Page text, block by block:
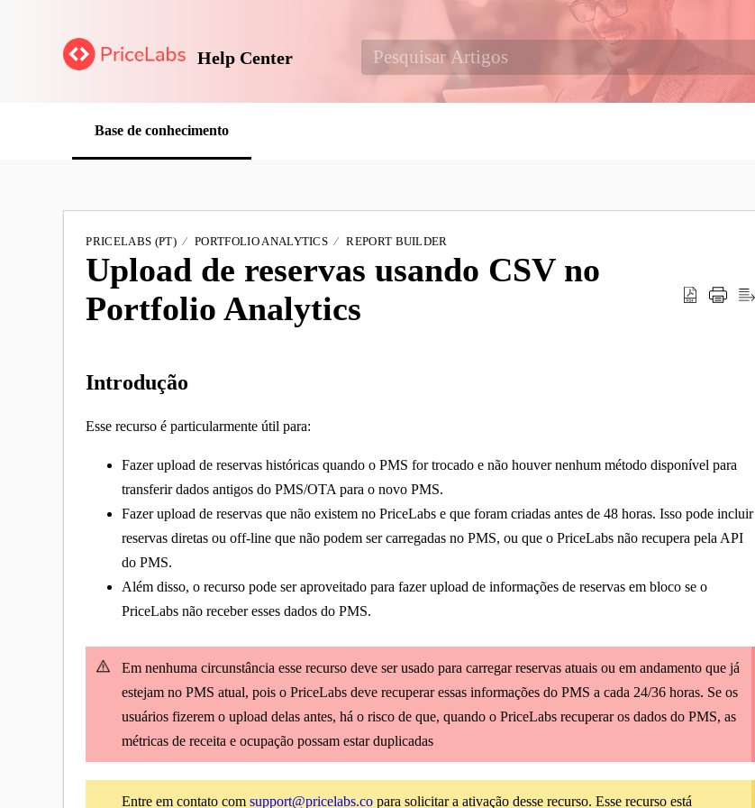
Help Center
Base de conhecimento
PRICELABS (PT) PORTFOLIO ANALYTICS REPORT BUILDER
Upload de reservas usando CSV no
Portfolio Analytics
Introdução
Esse recurso é particularmente útil para:
Fazer upload de reservas históricas quando o PMS for trocado e não houver nenhum método disponível para
transferir dados antigos do PMS/OTA para o novo PMS.
Fazer upload de reservas que não existem no PriceLabs e que foram criadas antes de 48 horas. Isso pode incluir
reservas diretas ou off-line que não podem ser carregadas no PMS, ou que o PriceLabs não recupera pela API
do PMS.
Além disso, o recurso pode ser aproveitado para fazer upload de informações de reservas em bloco se o
PriceLabs não receber esses dados do PMS.
Em nenhuma circunstância esse recurso deve ser usado para carregar reservas atuais ou em andamento que já
estejam no PMS atual, pois o PriceLabs deve recuperar essas informações do PMS a cada 24/36 horas. Se os
usuários fizerem o upload delas antes, há o risco de que, quando o PriceLabs recuperar os dados do PMS, as
métricas de receita e ocupação possam estar duplicadas
Entre em contato comsupport@pricelabs.co para solicitar a ativação desse recurso. Esse recurso está